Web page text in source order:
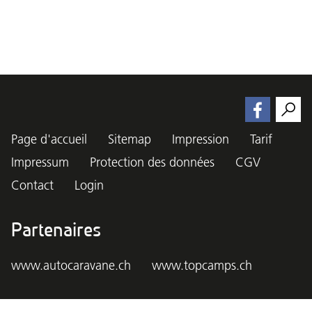
Page d'accueil Sitemap Impression
Tarif
Impressum
Protection des données
CGV
Contact
Login
Partenaires
www.autocaravane.ch www.topcamps.ch